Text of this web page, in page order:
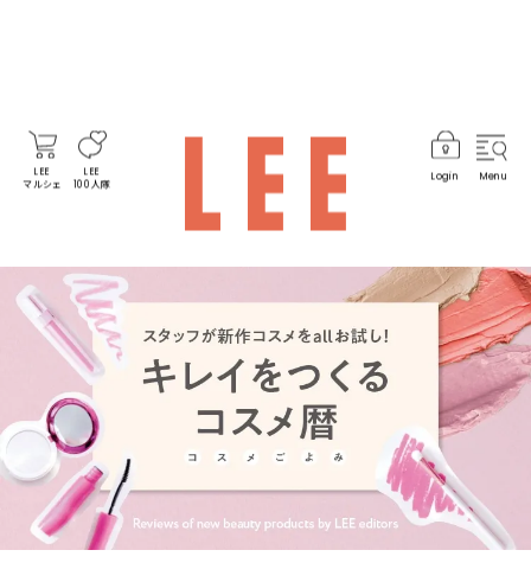
LEE
マルシェ
LEE
100人隊
Login Menu